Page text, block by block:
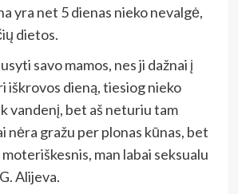
yra net 5 dienas nieko nevalgė,
dietos.
savo mamos, nes ji dažnai į
iškrovos dieną, tiesiog nieko
vandenį, bet aš neturiu tam
nėra gražu per plonas kūnas, bet
man labai seksualu
Alijeva.